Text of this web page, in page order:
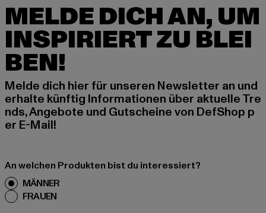
MELDE DICH AN, UM
INSPIRIERT ZU BLEI
BEN!
Melde dich hier für unseren Newsletter an und
erhalte künftig Informationen über aktuelle Tre
nds, Angebote und Gutscheine von DefShop p
er E-Mail!
An welchen Produkten bist du interessiert?
MÄNNER
FRAUEN